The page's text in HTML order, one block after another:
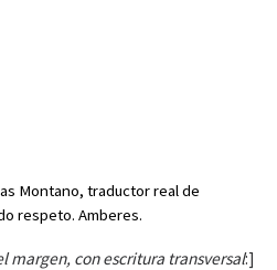
Montano, traductor real de
respeto. Amberes.
margen, con escritura transversal:]